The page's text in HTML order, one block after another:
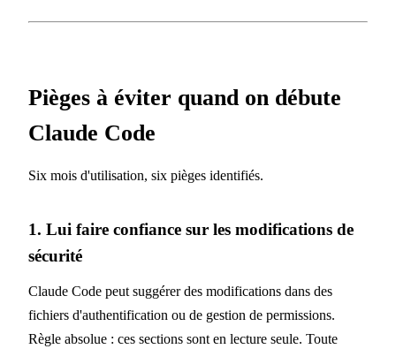
Pièges à éviter quand on débute
Claude Code
Six mois d'utilisation, six pièges identifiés.
1. Lui faire confiance sur les modifications de
sécurité
Claude Code peut suggérer des modifications dans des
fichiers d'authentification ou de gestion de permissions.
Règle absolue : ces sections sont en lecture seule. Toute